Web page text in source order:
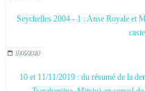
Seychelles 2004 - 1 : Anse Royale et
17/05/2020
10 et 11/11/2019 : du résumé de la